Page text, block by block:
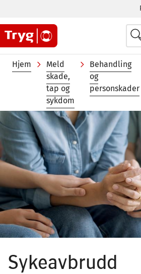
hovedinnhold
Navigasjonssti
Hjem
Meld
skade,
tap og
sykdom
Behandling
og
personskader
Image
Sykeavbrudd